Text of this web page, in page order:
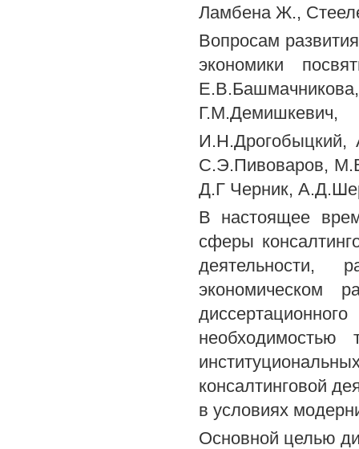
Ламбена Ж.,
Вопросам
экономики
Г.М.Демишкевич,
И.Н.Дрогобыцкий,
С.Э.Пивоваров,
Д.Г Черник,
В настоящее
сферы
деятельности,
экономическом
необходимостью
консалтинговой
в условиях
Основной целью